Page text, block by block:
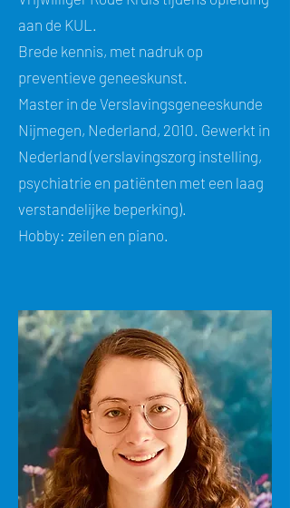
aan de KUL.
Brede kennis, met nadruk op
preventieve geneeskunst.
Master in de Verslavingsgeneeskunde
Nijmegen, Nederland, 2010. Gewerkt in
Nederland (verslavingszorg instelling,
psychiatrie en patiënten met een laag
verstandelijke beperking).
Hobby: zeilen en piano.